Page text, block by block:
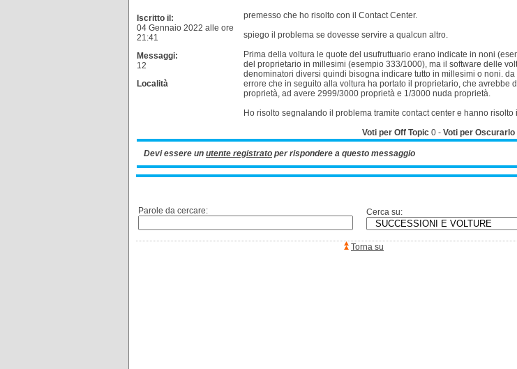
Iscritto il:
04 Gennaio 2022 alle ore
21:41
Messaggi:
12
Località
premesso che ho risolto con il Contact Center.
spiego il problema se dovesse servire a qualcun altro.
Prima della voltura le quote del usufruttuario erano indicate in noni
del proprietario in millesimi (esempio 333/1000), ma il software delle
denominatori diversi quindi bisogna indicare tutto in millesimi o noni.
errore che in seguito alla voltura ha portato il proprietario, che avrebbe
proprietà, ad avere 2999/3000 proprietà e 1/3000 nuda proprietà.
Ho risolto segnalando il problema tramite contact center e hanno risolto
Voti per Off Topic 0 - Voti per Oscurarlo
Devi essere un utente registrato per rispondere a questo messaggio
Parole da cercare: Cerca su:
Torna su